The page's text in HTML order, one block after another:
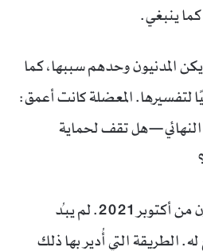
ينبغي.
المدنيون وحدهم سببها، كما
لتفسيرها. المعضلة كانت أعمق:
تقف لحماية
ثم جاء الخامس والعشرون من أكتوبر 2021. لم يبدُ
الطريقة التي أُدير بها ذلك